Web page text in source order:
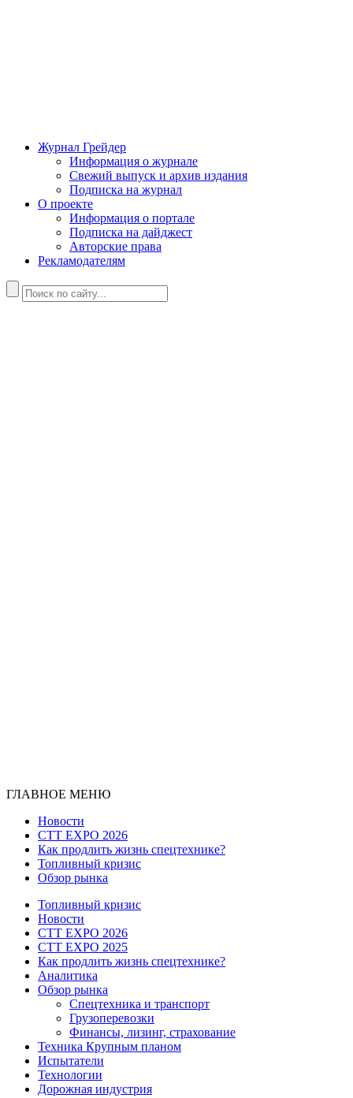
Журнал Грейдер
Информация о журнале
Свежий выпуск и архив издания
Подписка на журнал
О проекте
Информация о портале
Подписка на дайджест
Авторские права
Рекламодателям
ГЛАВНОЕ МЕНЮ
Новости
CTT EXPO 2026
Как продлить жизнь спецтехнике?
Топливный кризис
Обзор рынка
Топливный кризис
Новости
CTT EXPO 2026
CTT EXPO 2025
Как продлить жизнь спецтехнике?
Аналитика
Обзор рынка
Спецтехника и транспорт
Грузоперевозки
Финансы, лизинг, страхование
Техника Крупным планом
Испытатели
Технологии
Дорожная индустрия